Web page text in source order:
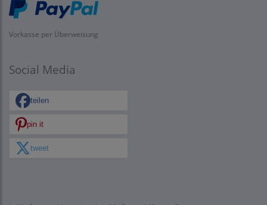
Vorkasse per Überweisung
Social Media
teilen
pin it
tweet